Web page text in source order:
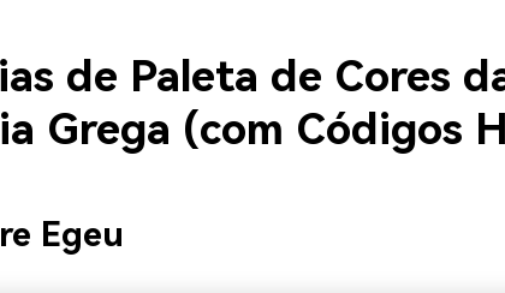
de Paleta de Cores
Grega (com Códigos
Egeu